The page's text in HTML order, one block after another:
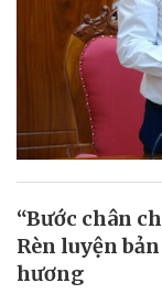
“Bước chân
Rèn luyện
hương